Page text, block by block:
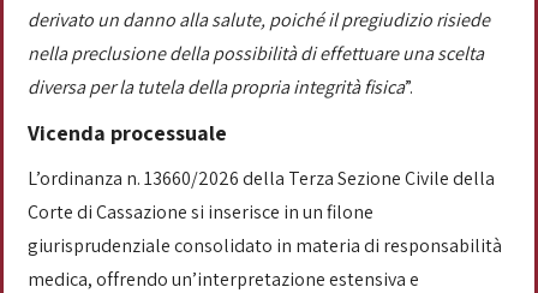
derivato un danno alla salute, poiché il pregiudizio risiede
nella preclusione della possibilità di effettuare una scelta
diversa per la tutela della propria integrità fisica”.
Vicenda processuale
L’ordinanza n. 13660/2026 della Terza Sezione Civile della
Corte di Cassazione si inserisce in un filone
giurisprudenziale consolidato in materia di responsabilità
medica, offrendo un’interpretazione estensiva e